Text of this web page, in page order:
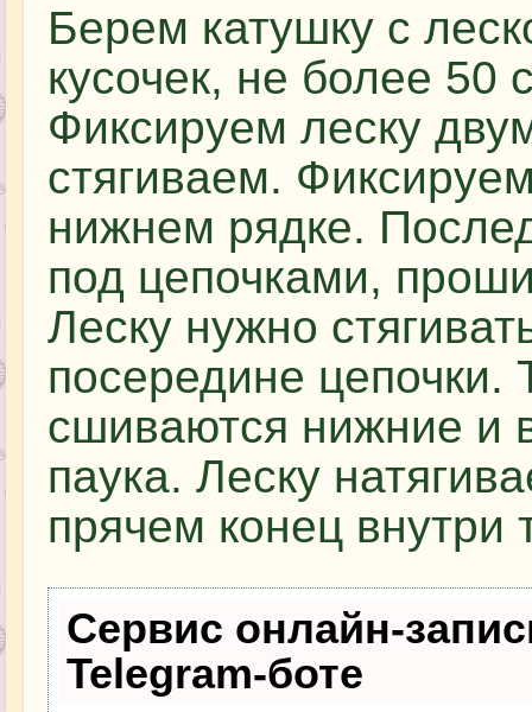
Берем катушку с
кусочек, не более 50
Фиксируем леску
стягиваем.
нижнем рядке.
под цепочками,
Леску нужно
посередине цепочки.
сшиваются нижние и
паука. Леску
прячем конец внутри
Сервис онлайн-
Telegram-боте